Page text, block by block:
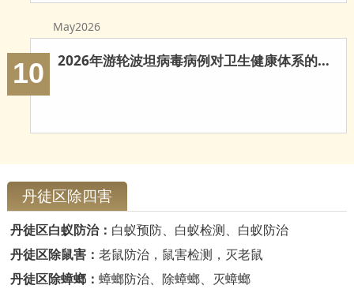
May2026
10 2026年游轮波坦病毒病例对卫生健康体系的多重启示
丹徒区除四害
丹徒区白蚁防治： 白蚁预防、白蚁检测、白蚁防治
丹徒区除鼠害： 老鼠防治，鼠害检测，灭老鼠
丹徒区除蟑螂： 蟑螂防治、除蟑螂、灭蟑螂